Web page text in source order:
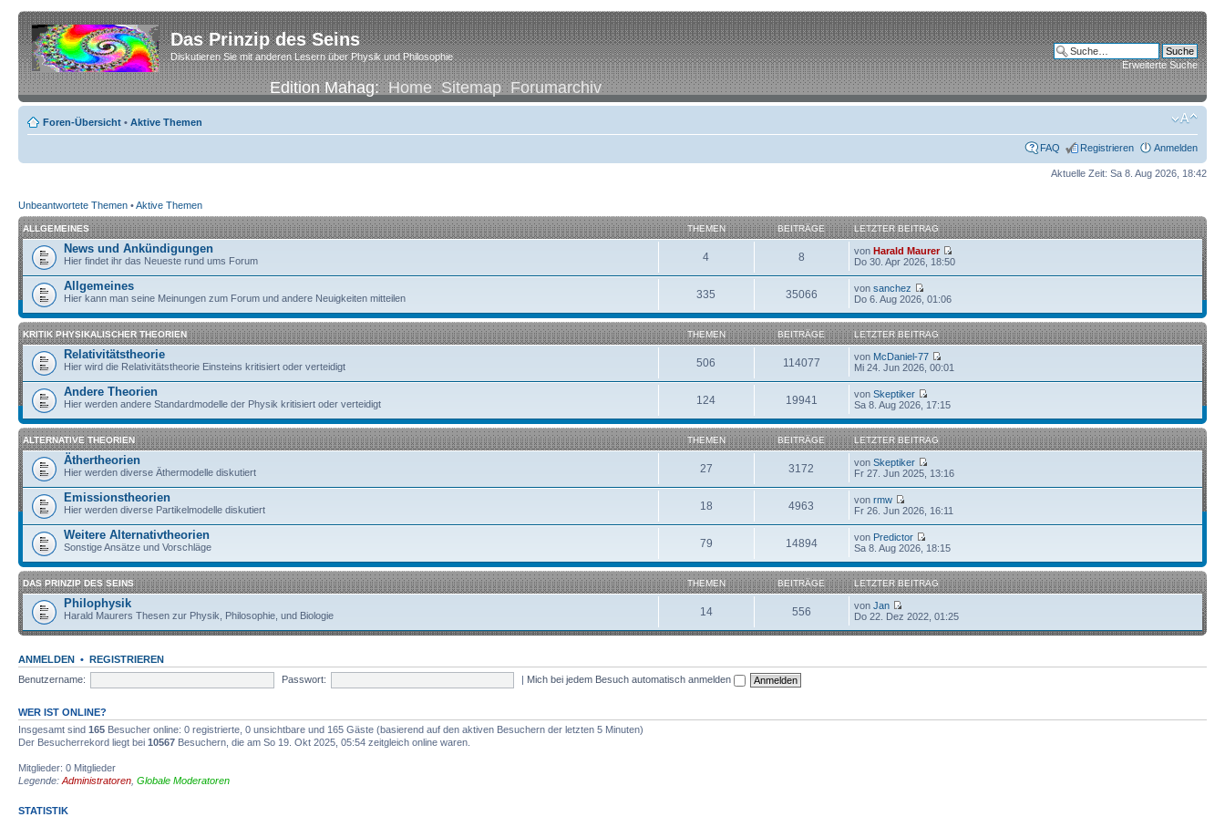
Das Prinzip des Seins
Diskutieren Sie mit anderen Lesern über Physik und Philosophie
Edition Mahag:Home Sitemap Forumarchiv
Erweiterte Suche
Foren-Übersicht • Aktive Themen
FAQ Registrieren Anmelden
Aktuelle Zeit: Sa 8. Aug 2026, 18:42
Unbeantwortete Themen •Aktive Themen
ALLGEMEINES THEMEN BEITRÄGE LETZTER BEITRAG
News und Ankündigungen
Hier findet ihr das Neueste rund ums Forum 4 8 vonHarald Maurer
Do 30. Apr 2026, 18:50
Allgemeines
Hier kann man seine Meinungen zum Forum und andere Neuigkeiten mitteilen 335 35066 vonsanchez
Do 6. Aug 2026, 01:06
KRITIK PHYSIKALISCHER THEORIEN THEMEN BEITRÄGE LETZTER BEITRAG
Relativitätstheorie
Hier wird die Relativitätstheorie Einsteins kritisiert oder verteidigt 506 114077 von McDaniel-77
Mi 24. Jun 2026, 00:01
Andere Theorien
Hier werden andere Standardmodelle der Physik kritisiert oder verteidigt 124 19941 vonSkeptiker
Sa 8. Aug 2026, 17:15
ALTERNATIVE THEORIEN THEMEN BEITRÄGE LETZTER BEITRAG
Äthertheorien
Hier werden diverse Äthermodelle diskutiert 27 3172 vonSkeptiker
Fr 27. Jun 2025, 13:16
Emissionstheorien
Hier werden diverse Partikelmodelle diskutiert 18 4963 vonrmw
Fr 26. Jun 2026, 16:11
Weitere Alternativtheorien
Sonstige Ansätze und Vorschläge 79 14894 von Predictor
Sa 8. Aug 2026, 18:15
DAS PRINZIP DES SEINS THEMEN BEITRÄGE LETZTER BEITRAG
Philophysik
Harald Maurers Thesen zur Physik, Philosophie, und Biologie 14 556 vonJan
Do 22. Dez 2022, 01:25
ANMELDEN • REGISTRIEREN
Benutzername:
Passwort: | Mich bei jedem Besuch automatisch anmelden
WER IST ONLINE?
Insgesamt sind 165 Besucher online: 0 registrierte, 0 unsichtbare und 165 Gäste (basierend auf den aktiven Besuchern der letzten 5 Minuten)
Der Besucherrekord liegt bei 10567 Besuchern, die am So 19. Okt 2025, 05:54 zeitgleich online waren.
Mitglieder: 0 Mitglieder
Legende: Administratoren Globale Moderatoren
STATISTIK